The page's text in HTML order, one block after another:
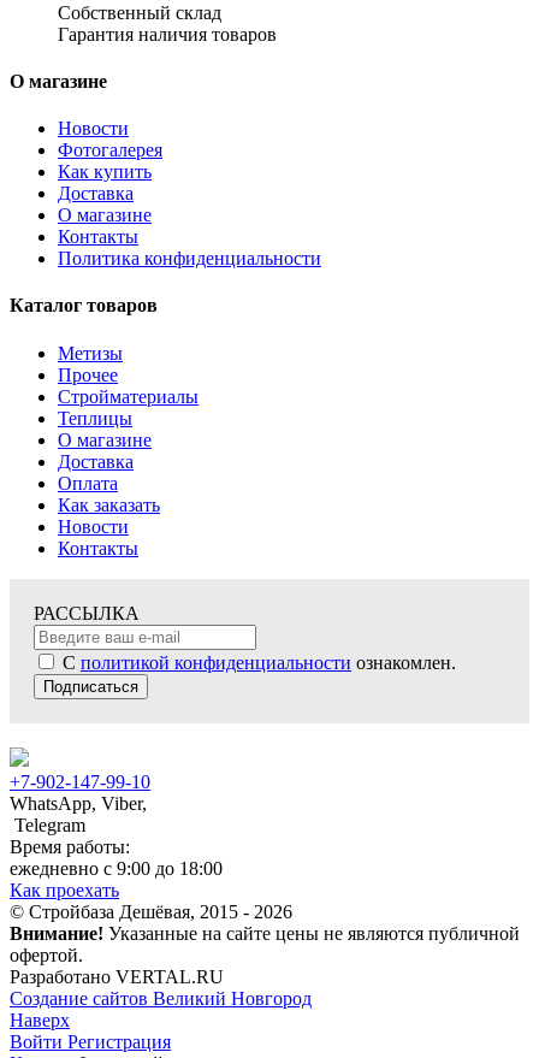
Собственный склад
Гарантия наличия товаров
О магазине
Новости
Фотогалерея
Как купить
Доставка
О магазине
Контакты
Политика конфиденциальности
Каталог товаров
Метизы
Прочее
Стройматериалы
Теплицы
О магазине
Доставка
Оплата
Как заказать
Новости
Контакты
РАССЫЛКА
С политикой конфиденциальности ознакомлен.
Подписаться
+7-902-147-99-10
WhatsApp, Viber,
Telegram
Время работы:
ежедневно с 9:00 до 18:00
Как проехать
© Стройбаза Дешёвая, 2015 - 2026
Внимание! Указанные на сайте цены не являются публичной
офертой.
Разработано VERTAL.RU
Создание сайтов Великий Новгород
Наверх
Войти Регистрация